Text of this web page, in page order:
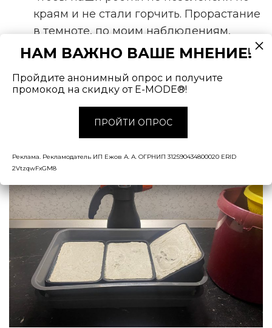
краям и не стали горчить. Прорастание
в темноте, по моим наблюдениям,
повышает сладость ростков.
и не выше 25°C. Влажность не
А далее всё просто: в течении трёх
(верхнюю марлю снимать не нужно).
НАМ ВАЖНО ВАШЕ МНЕНИЕ!
Пройдите анонимный опрос и получите
промокод на скидку от E-MODE®!
ПРОЙТИ ОПРОС
Реклама. Рекламодатель ИП Ежов А. А. ОГРНИП 312590434800020 ERID
2VtzqwFxGM8